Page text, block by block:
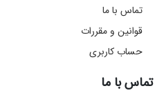
تماس با ما
قوانین و مقررات
حساب کاربری
تماس با ما